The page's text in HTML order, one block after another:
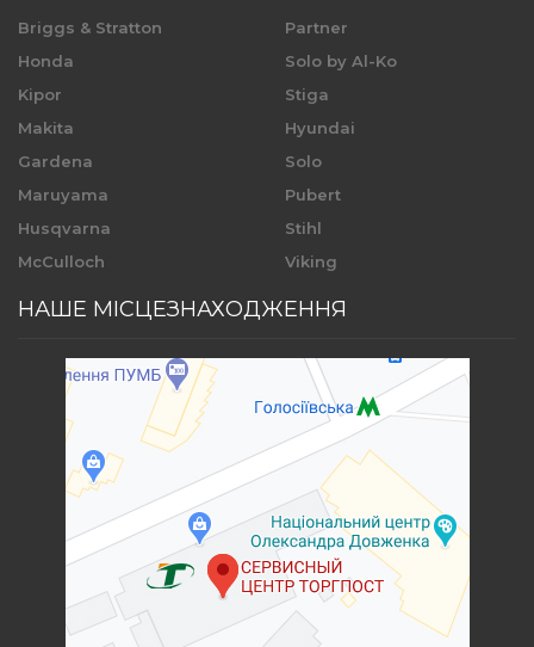
Briggs & Stratton
Honda
Kipor
Makita
Gardena
Maruyama
Husqvarna
McCulloch
Partner
Solo by Al-Ko
Stiga
Hyundai
Solo
Pubert
Stihl
Viking
НАШЕ МІСЦЕЗНАХОДЖЕННЯ